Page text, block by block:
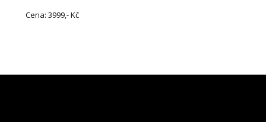
Cena: 3999,- Kč